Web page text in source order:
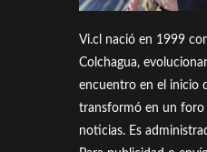
Vi.cl nació en 1999
Colchagua,
encuentro en el inicio
transformó en un foro
noticias. Es